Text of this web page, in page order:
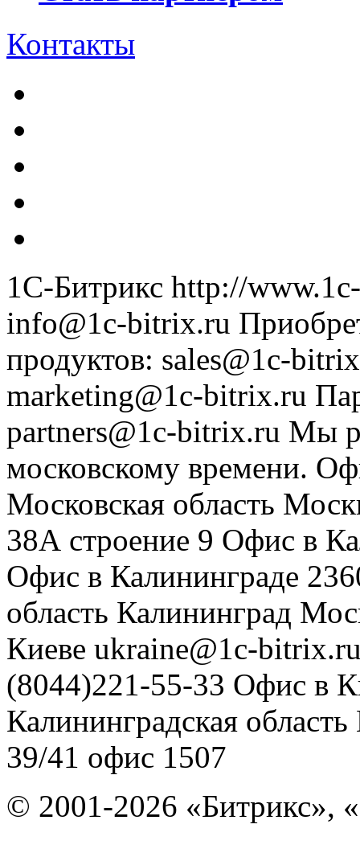
Контакты
1С-Битрикс http://
info@1c-bitrix.ru
продуктов: sales@1c-
marketing@1c-bitrix.ru
partners@1c-bitrix.ru Мы
московскому времени.
Московская область
38А строение 9 Офис в
Офис в Калининграде
область Калининград
Киеве ukraine@1c-
(8044)221-55-33 Офис в
Калининградская область
39/41 офис 1507
© 2001-2026 «Битрикс»,